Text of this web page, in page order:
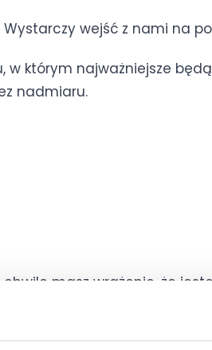
wejść z nami na
w którym najważniejsze będą
nadmiaru.
masz wrażenie, że